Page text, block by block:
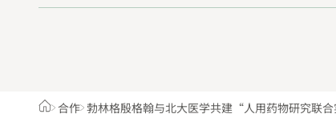
Home合作 勃林格殷格翰与北大医学共建“人用药物研究联合